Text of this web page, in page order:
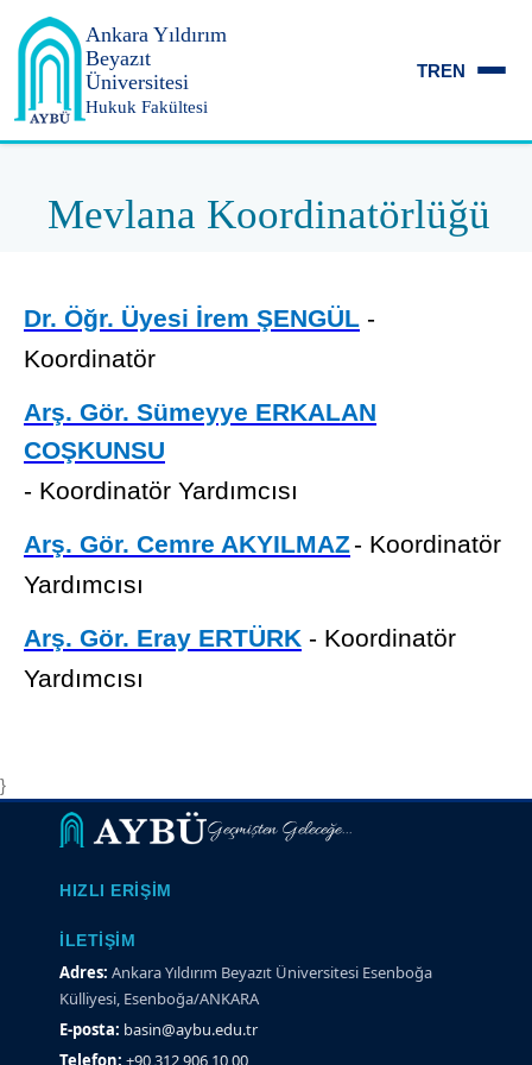
Ankara Yıldırım
Beyazıt
Üniversitesi
Hukuk Fakültesi
TREN
Mevlana Koordinatörlüğü
Dr. Öğr. Üyesi İrem ŞENGÜL -
Koordinatör
Arş. Gör. Sümeyye ERKALAN
COŞKUNSU
- Koordinatör Yardımcısı
Arş. Gör. Cemre AKYILMAZ- Koordinatör
Yardımcısı
Arş. Gör. Eray ERTÜRK - Koordinatör
Yardımcısı
}
Geçmişten Geleceğe...
HIZLI ERIŞIM
İLETIŞIM
Adres: Ankara Yıldırım Beyazıt Üniversitesi Esenboğa
Külliyesi, Esenboğa/ANKARA
E-posta: basin@aybu.edu.tr
Telefon: +90 312 906 10 00